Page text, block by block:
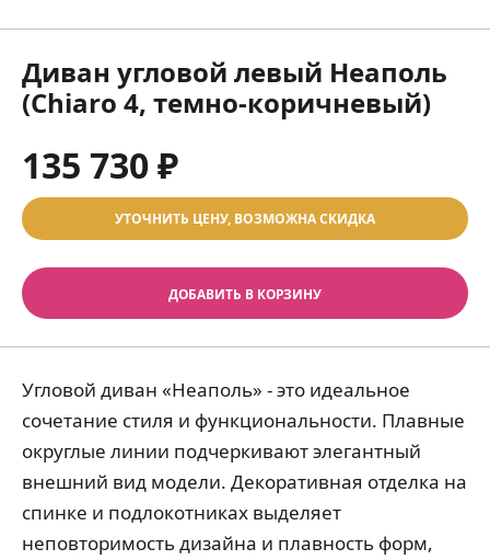
Диван угловой левый Неаполь
(Chiaro 4, темно-коричневый)
135 730 ₽
УТОЧНИТЬ ЦЕНУ, ВОЗМОЖНА СКИДКА
ДОБАВИТЬ В КОРЗИНУ
Угловой диван «Неаполь» - это идеальное
сочетание стиля и функциональности. Плавные
округлые линии подчеркивают элегантный
внешний вид модели. Декоративная отделка на
спинке и подлокотниках выделяет
неповторимость дизайна и плавность форм,